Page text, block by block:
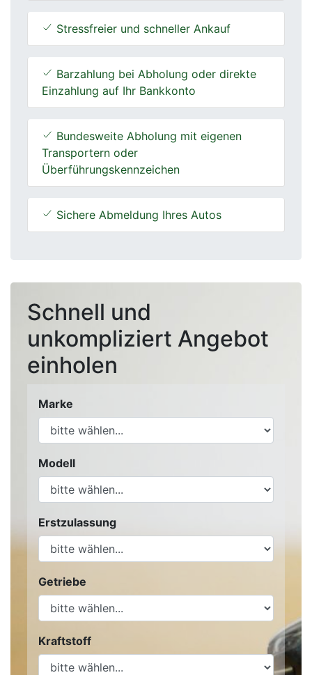
Stressfreier und schneller Ankauf
Barzahlung bei Abholung oder direkte
Einzahlung auf Ihr Bankkonto
Bundesweite Abholung mit eigenen
Transportern oder
Überführungskennzeichen
Sichere Abmeldung Ihres Autos
Schnell und
unkompliziert Angebot
einholen
Marke
Modell
Erstzulassung
Getriebe
Kraftstoff